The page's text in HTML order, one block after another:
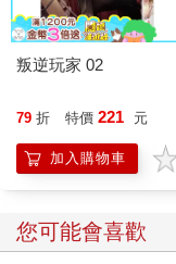
叛逆玩家 02
79 折 特價 221 元
加入購物車
您可能會喜歡